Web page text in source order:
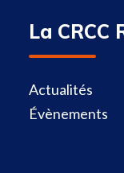
La CRCC
Actualités
Évènements